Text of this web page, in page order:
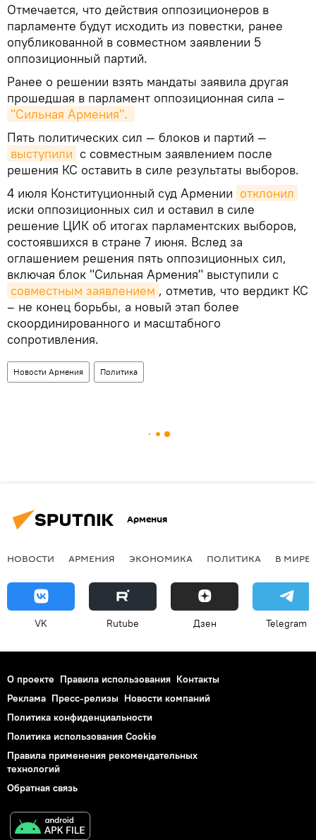
Отмечается, что действия оппозиционеров в
парламенте будут исходить из повестки, ранее
опубликованной в совместном заявлении 5
оппозиционный партий.
Ранее о решении взять мандаты заявила другая
прошедшая в парламент оппозиционная сила –
"Сильная Армения".
Пять политических сил — блоков и партий —
выступили с совместным заявлением после
решения КС оставить в силе результаты выборов.
4 июля Конституционный суд Армении отклонил
иски оппозиционных сил и оставил в силе
решение ЦИК об итогах парламентских выборов,
состоявшихся в стране 7 июня. Вслед за
оглашением решения пять оппозиционных сил,
включая блок "Сильная Армения" выступили с
совместным заявлением , отметив, что вердикт КС
– не конец борьбы, а новый этап более
скоординированного и масштабного
сопротивления.
Новости Армения Политика
Армения
НОВОСТИ АРМЕНИЯ ЭКОНОМИКА ПОЛИТИКА В МИРЕ
VK Rutube Дзен Telegram
О проекте Правила использования Контакты
Реклама Пресс-релизы Новости компаний
Политика конфиденциальности
Политика использования Cookie
Правила применения рекомендательных
технологий
Обратная связь